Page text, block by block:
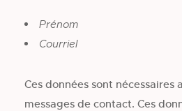
Prénom
Courriel
Ces données sont nécessaires
messages de contact. Ces